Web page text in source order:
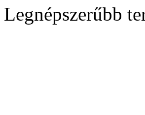
Legnépszerűbb